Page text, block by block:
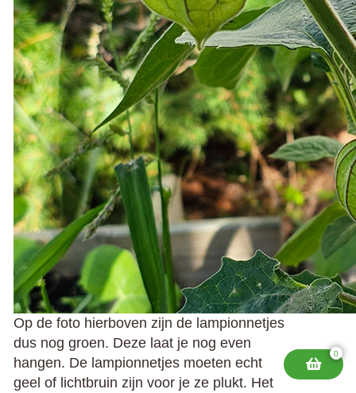
0
Op de foto hierboven zijn de lampionnetjes
dus nog groen. Deze laat je nog even
hangen. De lampionnetjes moeten echt
geel of lichtbruin zijn voor je ze plukt. Het